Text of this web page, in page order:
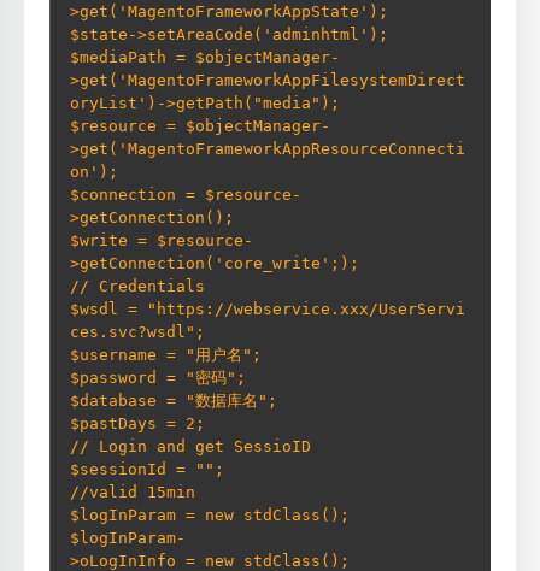
>get('MagentoFrameworkAppState');
$state->setAreaCode('adminhtml');
$mediaPath = $objectManager-
>get('MagentoFrameworkAppFilesystemDirect
oryList')->getPath("media");
$resource = $objectManager-
>get('MagentoFrameworkAppResourceConnecti
on');
$connection = $resource-
>getConnection();
$write = $resource-
>getConnection('core_write';);
// Credentials
$wsdl = "https://webservice.xxx/UserServi
ces.svc?wsdl";
$username = "用户名";
$password = "密码";
$database = "数据库名";
$pastDays = 2;
// Login and get SessioID
$sessionId = "";
//valid 15min
$logInParam = new stdClass();
$logInParam-
>oLogInInfo = new stdClass();